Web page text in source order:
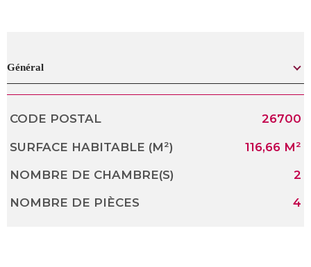
Général
Caractérisque Valeurs
CODE POSTAL 26700
SURFACE HABITABLE (M²) 116,66 M²
NOMBRE DE CHAMBRE(S) 2
NOMBRE DE PIÈCES 4